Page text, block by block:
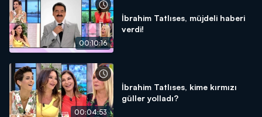
00:10:16
İbrahim Tatlıses, müjdeli haberi
verdi!
00:04:53
İbrahim Tatlıses, kime kırmızı
güller yolladı?